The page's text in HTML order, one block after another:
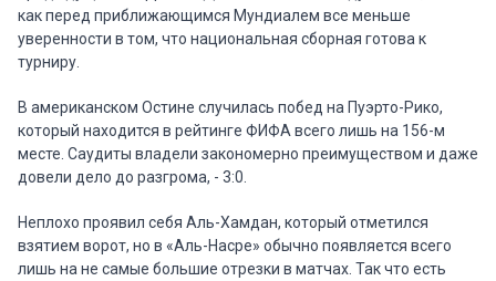
как перед приближающимся Мундиалем все меньше
уверенности в том, что национальная сборная готова к
турниру.
В американском Остине случилась побед на Пуэрто-Рико,
который находится в рейтинге ФИФА всего лишь на 156-м
месте. Саудиты владели закономерно преимуществом и даже
довели дело до разгрома, - 3:0.
Неплохо проявил себя Аль-Хамдан, который отметился
взятием ворот, но в «Аль-Насре» обычно появляется всего
лишь на не самые большие отрезки в матчах. Так что есть